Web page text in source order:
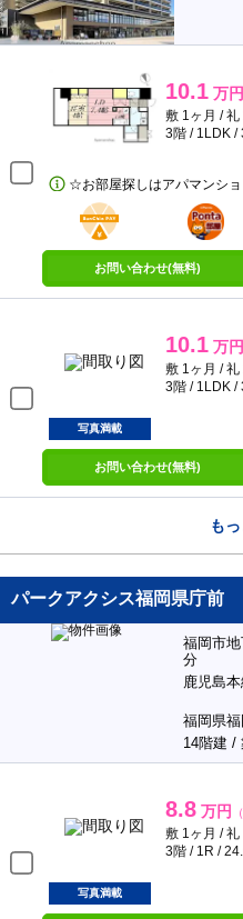
10.1 万円
敷 1ヶ月 / 礼
3階 / 1LDK /
☆お部屋探しはアパマンシ
BunChinPAY
ポンタ
部屋
お問い合わせ(無料)
10.1 万円
敷 1ヶ月 / 礼
3階 / 1LDK /
写真満載
お問い合わせ(無料)
も
パークアクシス福岡県庁前
福岡市
分
鹿児島
福岡県
14階建 /
8.8 万円
敷 1ヶ月 / 礼
3階 / 1R /
写真満載